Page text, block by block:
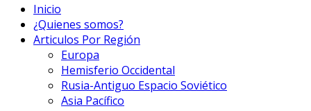
Inicio
¿Quienes somos?
Articulos Por Región
Europa
Hemisferio Occidental
Rusia-Antiguo Espacio Soviético
Asia Pacífico